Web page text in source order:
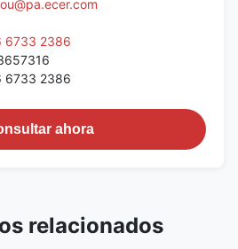
6733 2386
6733 2386
ahora
relacionados